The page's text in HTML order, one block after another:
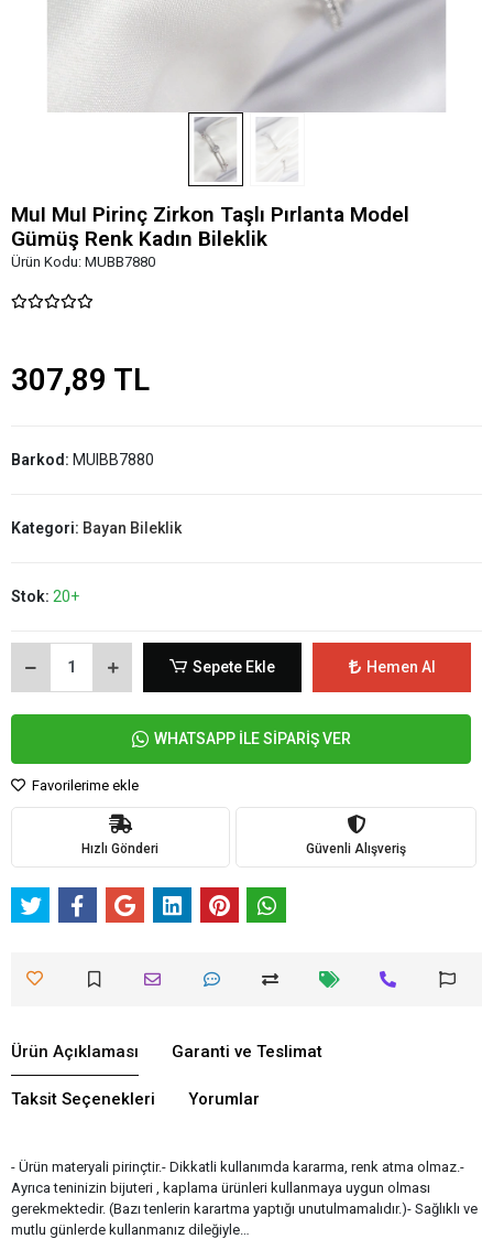
MuI MuI Pirinç Zirkon Taşlı Pırlanta Model
Gümüş Renk Kadın Bileklik
Ürün Kodu: MUBB7880
307,89 TL
Barkod: MUIBB7880
Kategori: Bayan Bileklik
Stok: 20+
Sepete Ekle Hemen Al
WHATSAPP İLE SİPARİŞ VER
Favorilerime ekle
Hızlı Gönderi Güvenli Alışveriş
Ürün Açıklaması Garanti ve Teslimat
Taksit Seçenekleri Yorumlar
- Ürün materyali pirinçtir.- Dikkatli kullanımda kararma, renk atma olmaz.-
Ayrıca teninizin bijuteri , kaplama ürünleri kullanmaya uygun olması
gerekmektedir. (Bazı tenlerin karartma yaptığı unutulmamalıdır.)- Sağlıklı ve
mutlu günlerde kullanmanız dileğiyle…